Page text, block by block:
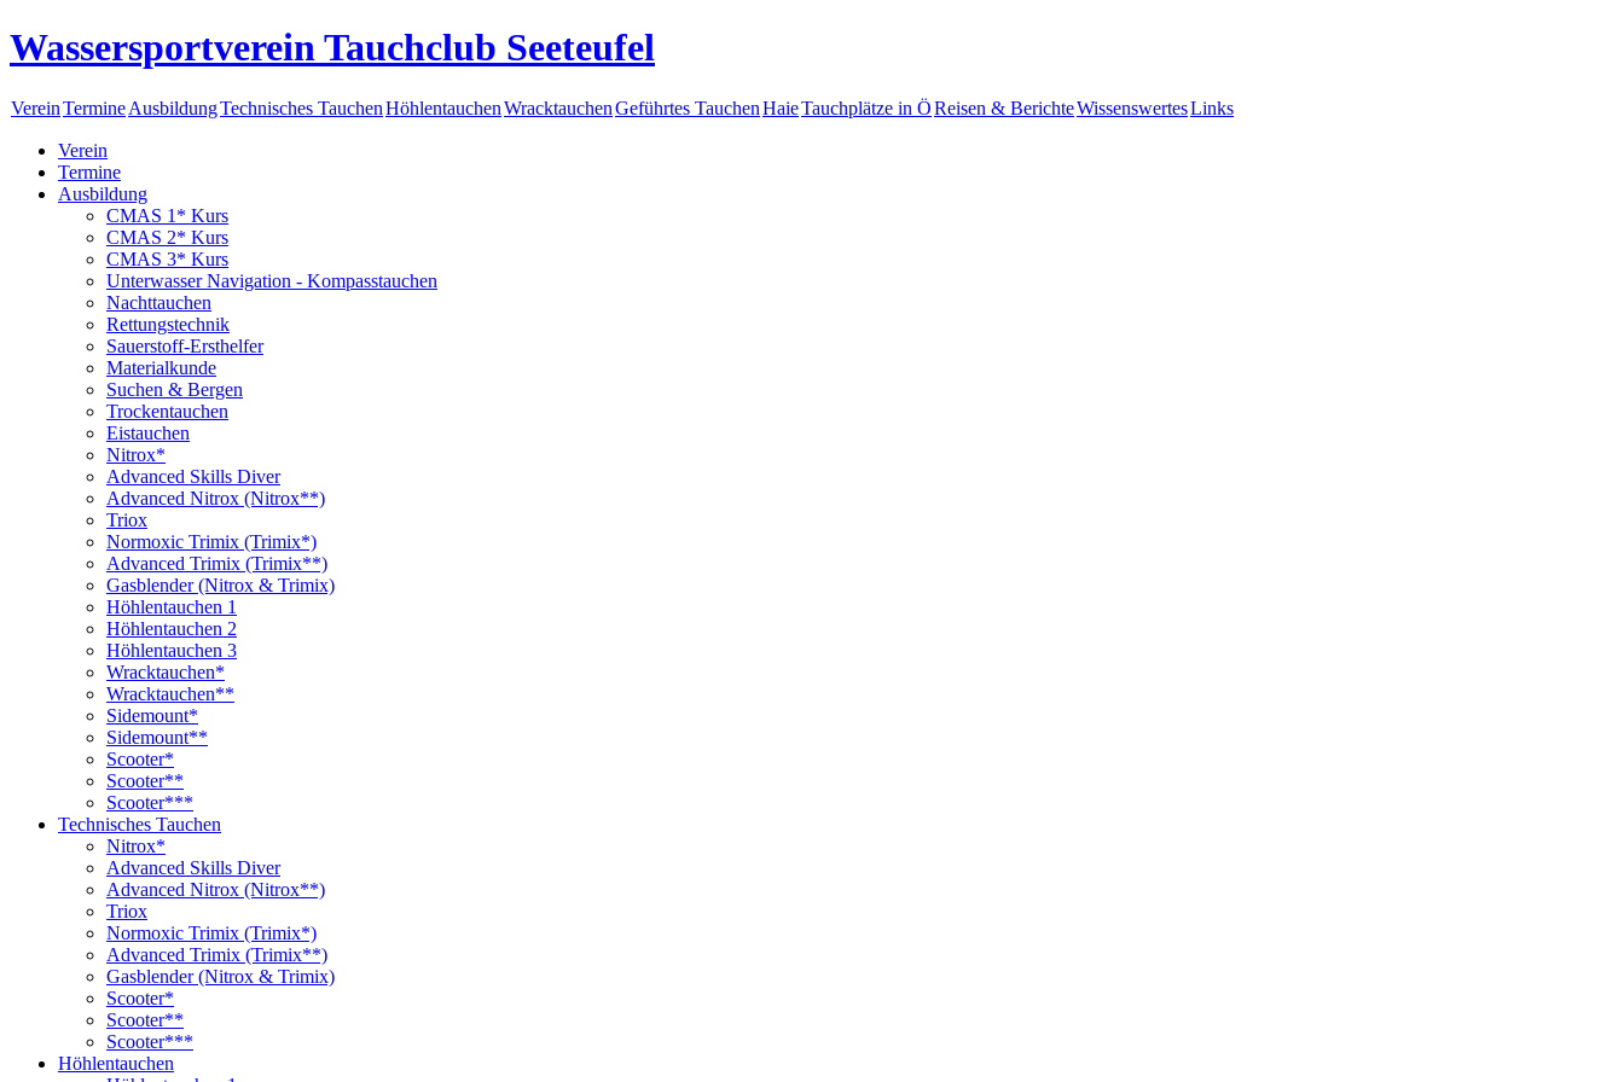
Wassersportverein Tauchclub Seeteufel
VereinTermineAusbildungTechnisches TauchenHöhlentauchenWracktauchenGeführtes TauchenHaieTauchplätze in ÖReisen & BerichteWissenswertesLinks
Verein
Termine
Ausbildung
CMAS 1* Kurs
CMAS 2* Kurs
CMAS 3* Kurs
Unterwasser Navigation - Kompasstauchen
Nachttauchen
Rettungstechnik
Sauerstoff-Ersthelfer
Materialkunde
Suchen & Bergen
Trockentauchen
Eistauchen
Nitrox*
Advanced Skills Diver
Advanced Nitrox (Nitrox**)
Triox
Normoxic Trimix (Trimix*)
Advanced Trimix (Trimix**)
Gasblender (Nitrox & Trimix)
Höhlentauchen 1
Höhlentauchen 2
Höhlentauchen 3
Wracktauchen*
Wracktauchen**
Sidemount*
Sidemount**
Scooter*
Scooter**
Scooter***
Technisches Tauchen
Nitrox*
Advanced Skills Diver
Advanced Nitrox (Nitrox**)
Triox
Normoxic Trimix (Trimix*)
Advanced Trimix (Trimix**)
Gasblender (Nitrox & Trimix)
Scooter*
Scooter**
Scooter***
Höhlentauchen